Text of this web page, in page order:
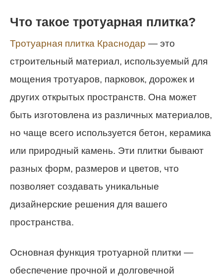
Что такое тротуарная плитка?
Тротуарная плитка Краснодар — это
строительный материал, используемый для
мощения тротуаров, парковок, дорожек и
других открытых пространств. Она может
быть изготовлена из различных материалов,
но чаще всего используется бетон, керамика
или природный камень. Эти плитки бывают
разных форм, размеров и цветов, что
позволяет создавать уникальные
дизайнерские решения для вашего
пространства.
Основная функция тротуарной плитки —
обеспечение прочной и долговечной